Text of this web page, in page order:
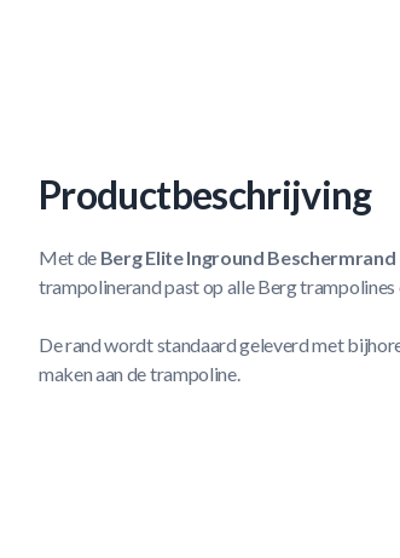
Productbeschrijving
Met de Berg Elite Inground Beschermrand
trampolinerand past op alle Berg
De rand wordt standaard geleverd met
maken aan de trampoline.